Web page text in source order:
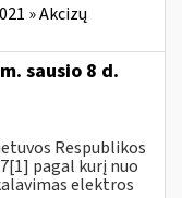
» Akcizų
sausio 8 d.
Respublikos
pagal kurį nuo
elektros